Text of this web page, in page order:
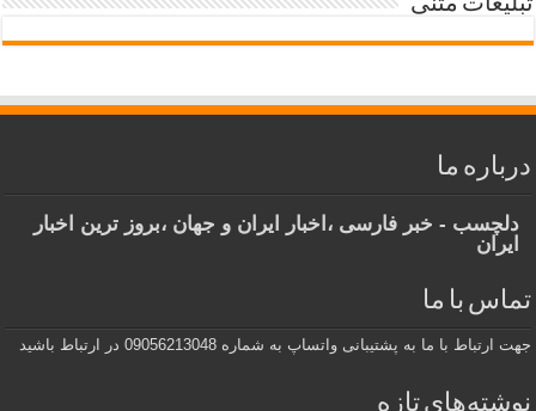
تبلیغات متنی
درباره ما
دلچسب - خبر فارسی ،اخبار ایران و جهان ،بروز ترین اخبار
ایران
تماس با ما
جهت ارتباط با ما به پشتیبانی واتساپ به شماره 09056213048 در ارتباط باشید
نوشته‌های تازه